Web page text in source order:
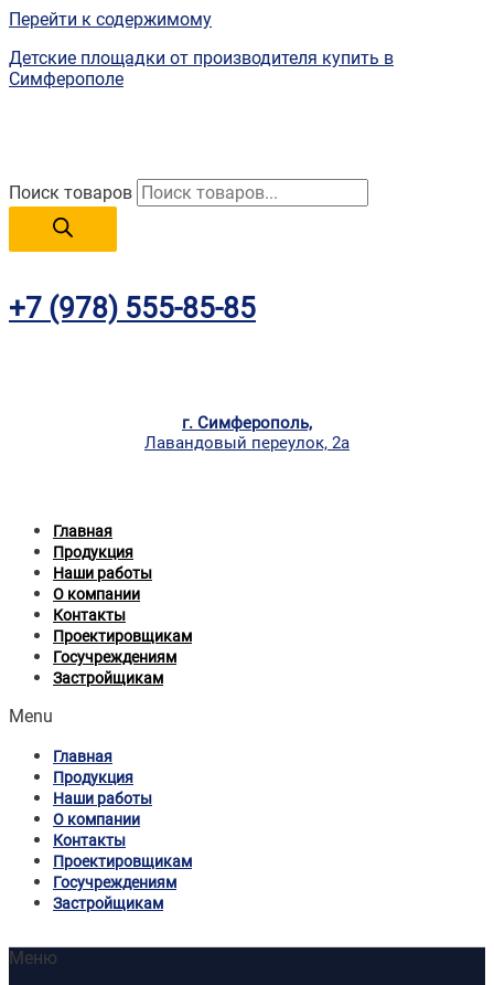
Перейти к содержимому
Детские площадки от производителя купить в
Симферополе
Поиск товаров
+7 (978) 555-85-85
г. Симферополь,
Лавандовый переулок, 2а
Главная
Продукция
Наши работы
О компании
Контакты
Проектировщикам
Госучреждениям
Застройщикам
Menu
Главная
Продукция
Наши работы
О компании
Контакты
Проектировщикам
Госучреждениям
Застройщикам
Меню